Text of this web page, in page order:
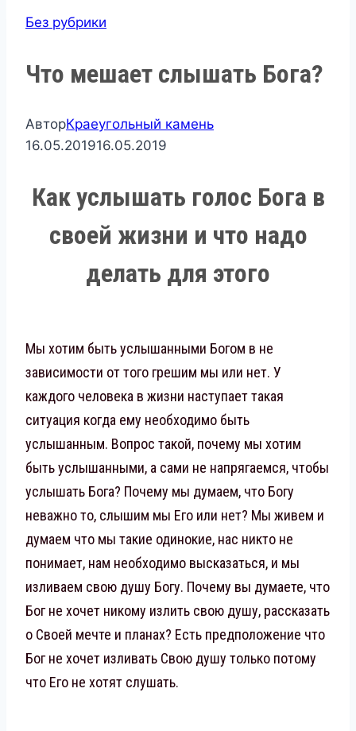
Без рубрики
Что мешает слышать Бога?
АвторКраеугольный камень
16.05.201916.05.2019
Как услышать голос Бога в
своей жизни и что надо
делать для этого
Мы хотим быть услышанными Богом в не
зависимости от того грешим мы или нет. У
каждого человека в жизни наступает такая
ситуация когда ему необходимо быть
услышанным. Вопрос такой, почему мы хотим
быть услышанными, а сами не напрягаемся, чтобы
услышать Бога? Почему мы думаем, что Богу
неважно то, слышим мы Его или нет? Мы живем и
думаем что мы такие одинокие, нас никто не
понимает, нам необходимо высказаться, и мы
изливаем свою душу Богу. Почему вы думаете, что
Бог не хочет никому излить свою душу, рассказать
о Своей мечте и планах? Есть предположение что
Бог не хочет изливать Свою душу только потому
что Его не хотят слушать.